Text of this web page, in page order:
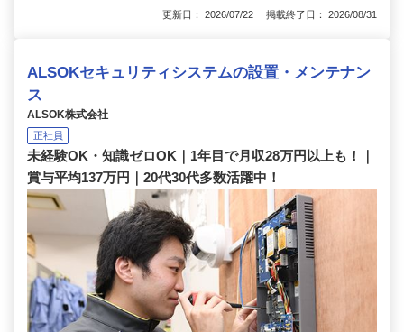
更新日： 2026/07/22 掲載終了日： 2026/08/31
ALSOKセキュリティシステムの設置・メンテナン
ス
ALSOK株式会社
正社員
未経験OK・知識ゼロOK｜1年目で月収28万円以上も！｜
賞与平均137万円｜20代30代多数活躍中！